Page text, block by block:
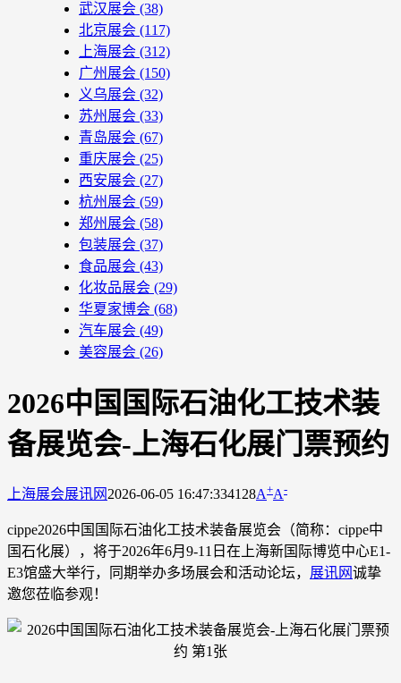
武汉展会 (38)
北京展会 (117)
上海展会 (312)
广州展会 (150)
义乌展会 (32)
苏州展会 (33)
青岛展会 (67)
重庆展会 (25)
西安展会 (27)
杭州展会 (59)
郑州展会 (58)
包装展会 (37)
食品展会 (43)
化妆品展会 (29)
华夏家博会 (68)
汽车展会 (49)
美容展会 (26)
2026中国国际石油化工技术装
备展览会-上海石化展门票预约
上海展会展讯网 2026-06-05 16:47:334128A+A-
cippe2026中国国际石油化工技术装备展览会（简称：cippe中
国石化展），将于2026年6月9-11日在上海新国际博览中心E1-
E3馆盛大举行，同期举办多场展会和活动论坛， 展讯网诚挚
邀您莅临参观！